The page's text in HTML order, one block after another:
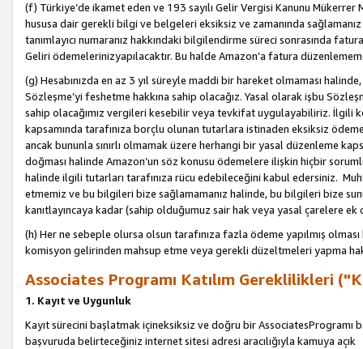
(f) Türkiye’de ikamet eden ve 193 sayılı Gelir Vergisi Kanunu
hususa dair gerekli bilgi ve belgeleri eksiksiz ve zamanında
tanımlayıcı numaranız hakkındaki bilgilendirme süreci sonrasında
Geliri ödemelerinizyapılacaktır. Bu halde Amazon’a fatura
(g) Hesabınızda en az 3 yıl süreyle maddi bir hareket olmaması
Sözleşme’yi feshetme hakkına sahip olacağız. Yasal olarak işbu
sahip olacağımız vergileri kesebilir veya tevkifat uygulayabiliriz. İlgili
kapsamında tarafınıza borçlu olunan tutarlara istinaden eksiksiz
ancak bununla sınırlı olmamak üzere herhangi bir yasal düzenleme
doğması halinde Amazon’un söz konusu ödemelere ilişkin hiçbir
halinde ilgili tutarları tarafınıza rücu edebileceğini kabul edersiniz.
etmemiz ve bu bilgileri bize sağlamamanız halinde, bu bilgileri bize
kanıtlayıncaya kadar (sahip olduğumuz sair hak veya yasal çarelere
(h) Her ne sebeple olursa olsun tarafınıza fazla ödeme yapılmış
komisyon gelirinden mahsup etme veya gerekli düzeltmeleri yapma
Associates Programı Katılım Gereklilikleri
1. Kayıt ve Uygunluk
Kayıt sürecini başlatmak içineksiksiz ve doğru bir AssociatesProgramı
başvuruda belirteceğiniz internet sitesi adresi aracılığıyla kamuya